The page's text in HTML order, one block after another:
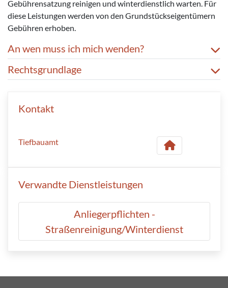
Gebührensatzung reinigen und winterdienstlich warten. Für
diese Leistungen werden von den Grundstückseigentümern
Gebühren erhoben.
An wen muss ich mich wenden?
Rechtsgrundlage
Kontakt
Tiefbauamt
Verwandte Dienstleistungen
Anliegerpflichten -
Straßenreinigung/Winterdienst